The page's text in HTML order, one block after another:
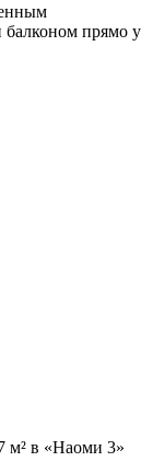
балконом прямо у
м² в «Наоми 3»